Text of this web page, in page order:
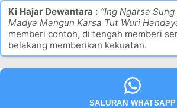
Ki Hajar Dewantara : “Ing Ngarsa
Madya Mangun Karsa Tut Wuri
memberi contoh, di tengah memberi
belakang memberikan kekuatan.
SALURAN WHATSAPP